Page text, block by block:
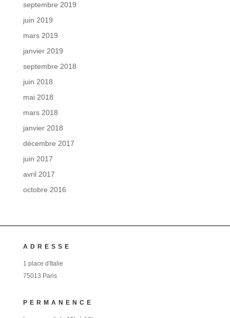
septembre 2019
juin 2019
mars 2019
janvier 2019
septembre 2018
juin 2018
mai 2018
mars 2018
janvier 2018
décembre 2017
juin 2017
avril 2017
octobre 2016
ADRESSE
1 place d'Italie
75013 Paris
PERMANENCE